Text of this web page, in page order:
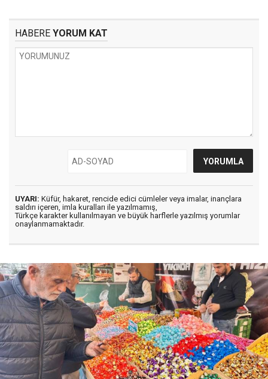
HABERE YORUM KAT
UYARI: Küfür, hakaret, rencide edici cümleler veya imalar, inançlara
saldırı içeren, imla kuralları ile yazılmamış,
Türkçe karakter kullanılmayan ve büyük harflerle yazılmış yorumlar
onaylanmamaktadır.